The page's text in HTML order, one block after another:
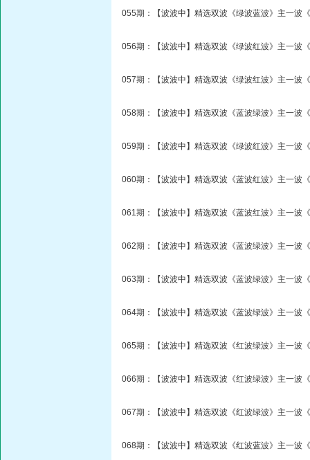
055期：【波波中】精选双波《绿波蓝波》主一波
056期：【波波中】精选双波《绿波红波》主一波
057期：【波波中】精选双波《绿波红波》主一波
058期：【波波中】精选双波《蓝波绿波》主一波
059期：【波波中】精选双波《绿波红波》主一波
060期：【波波中】精选双波《蓝波红波》主一波
061期：【波波中】精选双波《蓝波红波》主一波
062期：【波波中】精选双波《蓝波绿波》主一波
063期：【波波中】精选双波《蓝波绿波》主一波
064期：【波波中】精选双波《蓝波绿波》主一波
065期：【波波中】精选双波《红波绿波》主一波
066期：【波波中】精选双波《红波绿波》主一波
067期：【波波中】精选双波《红波绿波》主一波
068期：【波波中】精选双波《红波蓝波》主一波